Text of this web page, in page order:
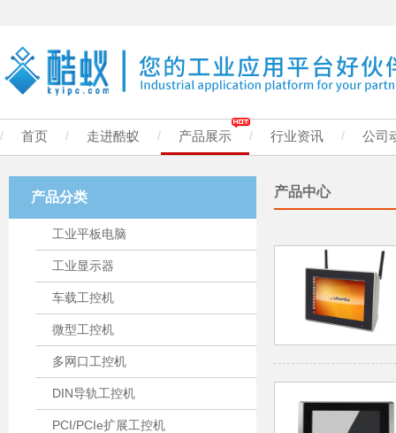
/ 首页 / 走进酷蚁 / 产品展示 / 行业资讯 / 公司
产品分类
工业平板电脑
工业显示器
车载工控机
微型工控机
多网口工控机
DIN导轨工控机
PCI/PCIe扩展工控机
产品中心